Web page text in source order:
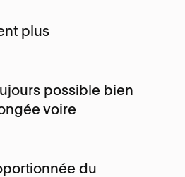
plus
possible bien
voire
du